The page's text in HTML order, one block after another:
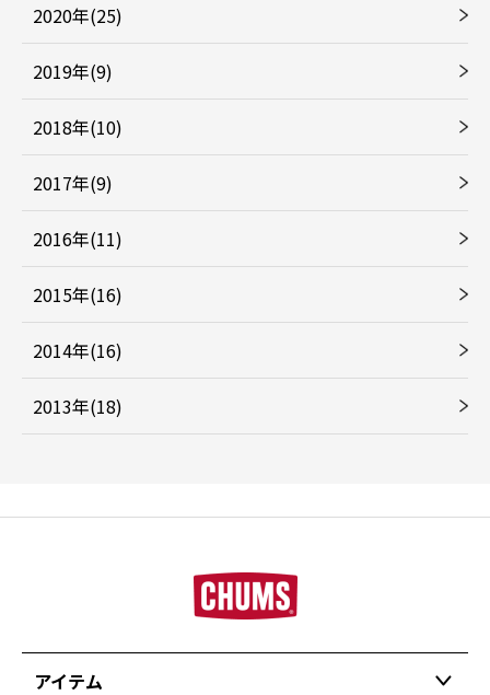
2020年(25)
2019年(9)
2018年(10)
2017年(9)
2016年(11)
2015年(16)
2014年(16)
2013年(18)
アイテム